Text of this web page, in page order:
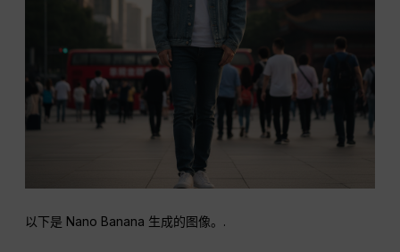
以下是 Nano Banana 生成的图像。.